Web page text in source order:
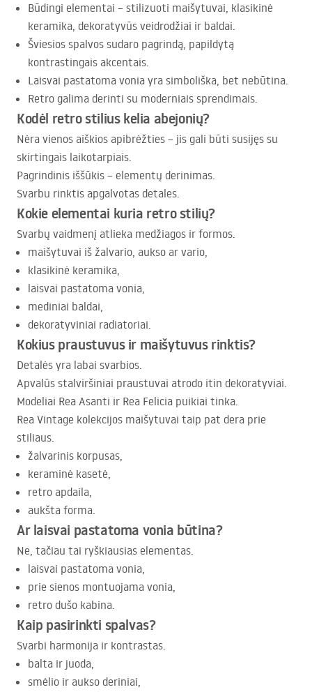
Būdingi elementai – stilizuoti maišytuvai, klasikinė
keramika, dekoratyvūs veidrodžiai ir baldai.
Šviesios spalvos sudaro pagrindą, papildytą
kontrastingais akcentais.
Laisvai pastatoma vonia yra simboliška, bet nebūtina.
Retro galima derinti su moderniais sprendimais.
Kodėl retro stilius kelia abejonių?
Nėra vienos aiškios apibrėžties – jis gali būti susijęs su
skirtingais laikotarpiais.
Pagrindinis iššūkis – elementų derinimas.
Svarbu rinktis apgalvotas detales.
Kokie elementai kuria retro stilių?
Svarbų vaidmenį atlieka medžiagos ir formos.
maišytuvai iš žalvario, aukso ar vario,
klasikinė keramika,
laisvai pastatoma vonia,
mediniai baldai,
dekoratyviniai radiatoriai.
Kokius praustuvus ir maišytuvus rinktis?
Detalės yra labai svarbios.
Apvalūs stalviršiniai praustuvai atrodo itin dekoratyviai.
Modeliai Rea Asanti ir Rea Felicia puikiai tinka.
Rea Vintage kolekcijos maišytuvai taip pat dera prie
stiliaus.
žalvarinis korpusas,
keraminė kasetė,
retro apdaila,
aukšta forma.
Ar laisvai pastatoma vonia būtina?
Ne, tačiau tai ryškiausias elementas.
laisvai pastatoma vonia,
prie sienos montuojama vonia,
retro dušo kabina.
Kaip pasirinkti spalvas?
Svarbi harmonija ir kontrastas.
balta ir juoda,
smėlio ir aukso deriniai,